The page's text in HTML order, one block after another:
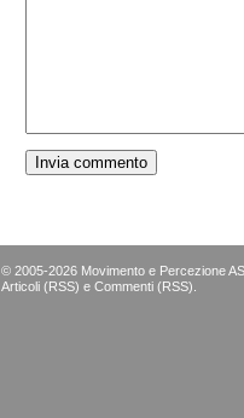
© 2005-2026 Movimento e Percezione
Articoli (RSS) e Commenti (RSS)